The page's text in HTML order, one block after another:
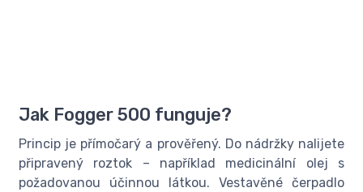
Jak Fogger 500 funguje?
Princip je přímočarý a prověřený. Do nádržky nalijete
připravený roztok – například medicinální olej s
požadovanou účinnou látkou. Vestavěné čerpadlo